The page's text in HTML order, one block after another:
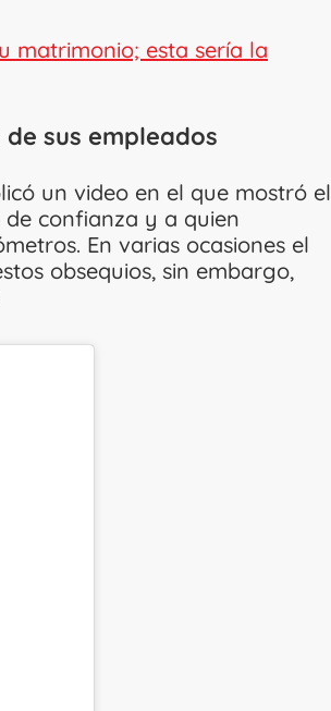
matrimonio; esta sería la
sus empleados
un video en el que mostró el
confianza y a quien
En varias ocasiones el
obsequios, sin embargo,